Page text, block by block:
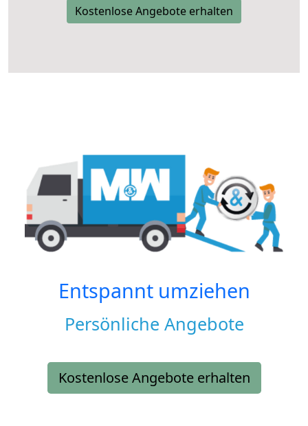
Kostenlose Angebote erhalten
Entspannt umziehen
Persönliche Angebote
Kostenlose Angebote erhalten